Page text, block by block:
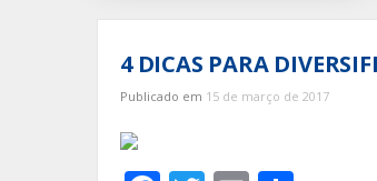
4 DICAS PARA
Publicado em 15 de março de 2017